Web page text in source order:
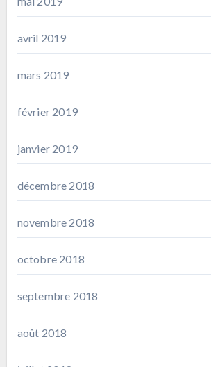
avril 2019
mars 2019
février 2019
janvier 2019
décembre 2018
novembre 2018
octobre 2018
septembre 2018
août 2018